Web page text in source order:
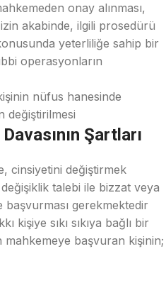
onay alınması,
akabinde, ilgili prosedürü
yeterliliğe sahip bir
operasyonların
nüfus hanesinde
değiştirilmesi
Şartları
cinsiyetini değiştirmek
talebi ile bizzat veya
başvurması gerekmektedir
kişiye sıkı sıkıya bağlı bir
mahkemeye başvuran kişinin;